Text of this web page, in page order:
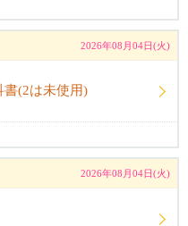
2026年08月04日(火)
書(2は未使用)
2026年08月04日(火)